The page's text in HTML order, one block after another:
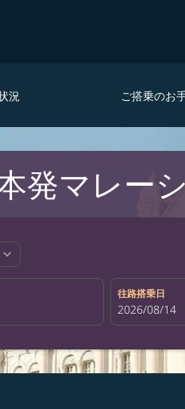
況 ご搭乗のお
発マレー
expand_more
往路搭乗日
fc-booking-
2026/08/14